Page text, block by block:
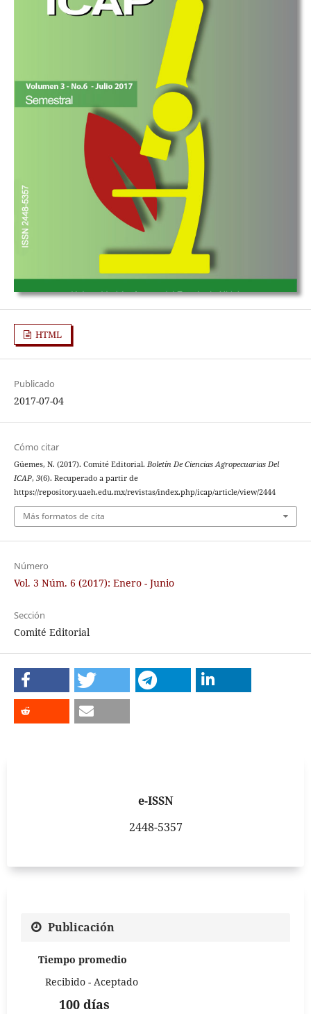
HTML
Publicado
2017-07-04
Cómo citar
Güemes, N. (2017). Comité Editorial. Boletín De Ciencias Agropecuarias Del
ICAP, 3(6). Recuperado a partir de
https://repository.uaeh.edu.mx/revistas/index.php/icap/article/view/2444
Más formatos de cita
Número
Vol. 3 Núm. 6 (2017): Enero - Junio
Sección
Comité Editorial
e-ISSN
2448-5357
Publicación
Tiempo promedio
Recibido - Aceptado
100 días